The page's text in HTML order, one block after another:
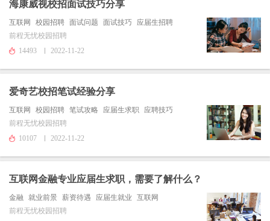
海康威视校招面试技巧分享
互联网 校园招聘 面试问题 面试技巧
应届生招聘
前程无忧校园招聘
14493
2022-11-22
爱奇艺校招笔试经验分享
互联网 校园招聘 笔试攻略 应届生求职
应聘技巧
前程无忧校园招聘
10107
2022-11-22
互联网金融专业应届生求职，需要了解什么？
金融 就业前景 薪资待遇 应届生就业
互联网
前程无忧校园招聘